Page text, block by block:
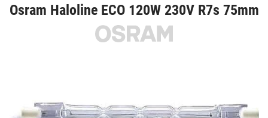
Osram Haloline ECO 120W 230V R7s 75mm